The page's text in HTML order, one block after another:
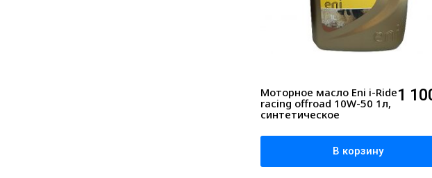
Моторное масло Eni i-Ride
racing offroad 10W-50 1л,
синтетическое
1
В корзину